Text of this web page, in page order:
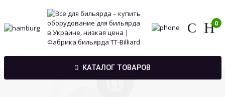
0
КАТАЛОГ ТОВАРОВ